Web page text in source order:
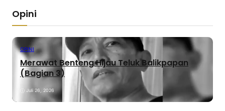
Opini
OPINI
Merawat Benteng Hijau Teluk Balikpapan
(Bagian 3)
Juli 26, 2026